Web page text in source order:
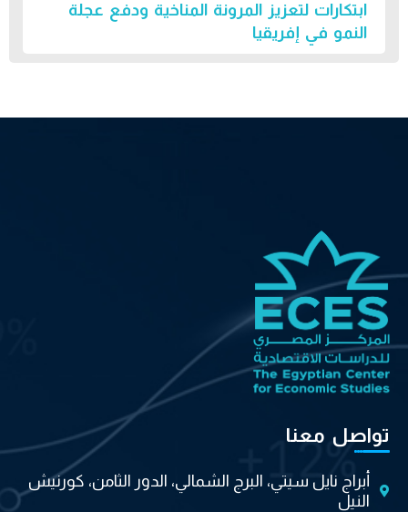
ابتكارات لتعزيز المرونة المناخية ودفع عجلة
النمو في إفريقيا
تواصل معنا
أبراج نايل سيتي، البرج الشمالي، الدور الثامن، كورنيش
النيل